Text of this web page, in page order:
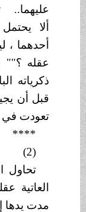
عليهما..
يحتمل
أحدهما ،
عقله ؟"" ..
ذكرياته
قبل أن
تعودت في
****
تحاول
العاتية
مدت يدها